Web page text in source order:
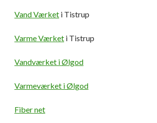
Vand Værket i Tistrup
Varme Værket i Tistrup
Vandværket i Ølgod
Varmeværket i Ølgod
Fiber net